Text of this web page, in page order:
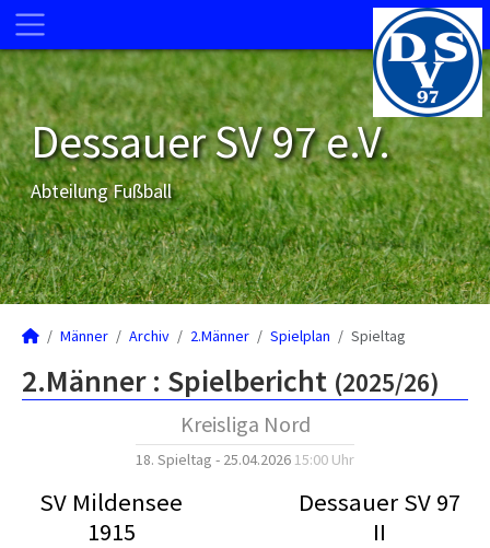
Dessauer SV 97 e.V.
Abteilung Fußball
Männer Archiv 2.Männer Spielplan Spieltag
2.Männer : Spielbericht (2025/26)
Kreisliga Nord
18. Spieltag - 25.04.2026 15:00 Uhr
SV Mildensee
1915
Dessauer SV 97
II